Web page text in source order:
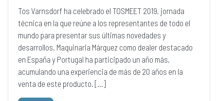
Tos Varnsdorf ha celebrado el TOSMEET 2019, jornada
técnica en la que reúne a los representantes de todo el
mundo para presentar sus últimas novedades y
desarrollos. Maquinaria Márquez como dealer destacado
en España y Portugal ha participado un año más,
acumulando una experiencia de más de 20 años en la
venta de este producto. […]